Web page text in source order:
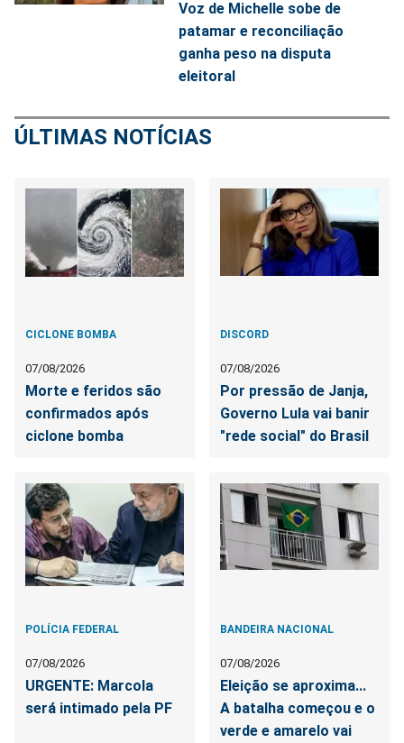
Voz de Michelle sobe de
patamar e reconciliação
ganha peso na disputa
eleitoral
ÚLTIMAS NOTÍCIAS
CICLONE BOMBA
07/08/2026
Morte e feridos são
confirmados após
ciclone bomba
DISCORD
07/08/2026
Por pressão de Janja,
Governo Lula vai banir
"rede social" do Brasil
POLÍCIA FEDERAL
07/08/2026
URGENTE: Marcola
será intimado pela PF
BANDEIRA NACIONAL
07/08/2026
Eleição se aproxima...
A batalha começou e o
verde e amarelo vai